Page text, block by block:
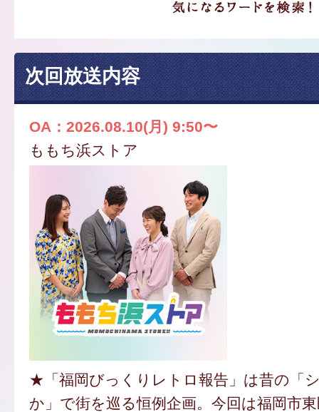
次回放送内容
OA：2026.08.10(月) 9:50〜
ももち浜ストア
★「福岡びっくりレトロ報告」は昔の「
か」で街を巡る恒例企画。今回は福岡市